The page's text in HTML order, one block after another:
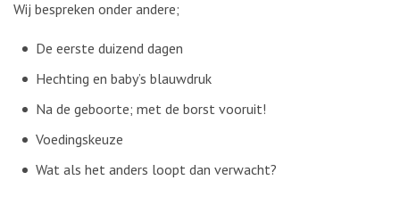
Wij bespreken onder andere;
De eerste duizend dagen
Hechting en baby’s blauwdruk
Na de geboorte; met de borst vooruit!
Voedingskeuze
Wat als het anders loopt dan verwacht?